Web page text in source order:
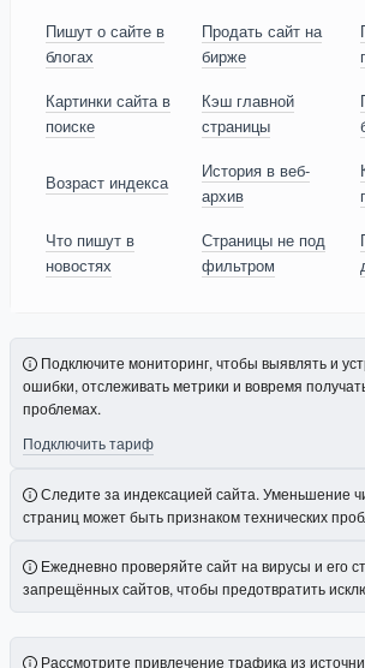
Пишут о сайте в
блогах
Продать сайт на
бирже
Картинки сайта в
поиске
Кэш главной
страницы
Возраст индекса
История в веб-
архив
Что пишут в
новостях
Страницы не под
фильтром
Подключите мониторинг, чтобы выявлять и
ошибки, отслеживать метрики и вовремя
проблемах.
Подключить тариф
Следите за индексацией сайта. Уменьшение
страниц может быть признаком технических
Ежедневно проверяйте сайт на вирусы и его
запрещённых сайтов, чтобы предотвратить
Рассмотрите привлечение трафика из